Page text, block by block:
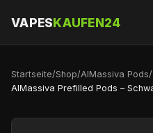
VAPESKAUFEN24
Startseite/Shop/AlMassiva Pods/